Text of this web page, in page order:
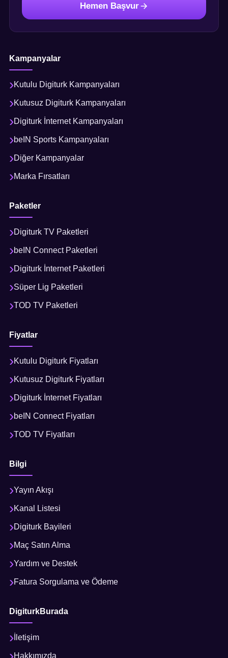
Hemen Başvur
Kampanyalar
Kutulu Digiturk Kampanyaları
Kutusuz Digiturk Kampanyaları
Digiturk İnternet Kampanyaları
beIN Sports Kampanyaları
Diğer Kampanyalar
Marka Fırsatları
Paketler
Digiturk TV Paketleri
beIN Connect Paketleri
Digiturk İnternet Paketleri
Süper Lig Paketleri
TOD TV Paketleri
Fiyatlar
Kutulu Digiturk Fiyatları
Kutusuz Digiturk Fiyatları
Digiturk İnternet Fiyatları
beIN Connect Fiyatları
TOD TV Fiyatları
Bilgi
Yayın Akışı
Kanal Listesi
Digiturk Bayileri
Maç Satın Alma
Yardım ve Destek
Fatura Sorgulama ve Ödeme
DigiturkBurada
İletişim
Hakkımızda